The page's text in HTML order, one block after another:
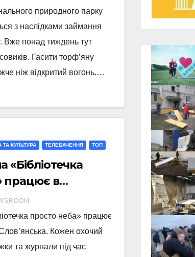
природного парку
з наслідками займання
Вже понад тиждень тут
Гасити торф’яну
ніж відкритий вогонь.…
ТА КУЛЬТУРА ТЕЛЕБАЧЕННЯ ТОП
«Бібліотечка
працює в
Слов’янська
просто неба» працює
Кожен охочий
та журнали під час